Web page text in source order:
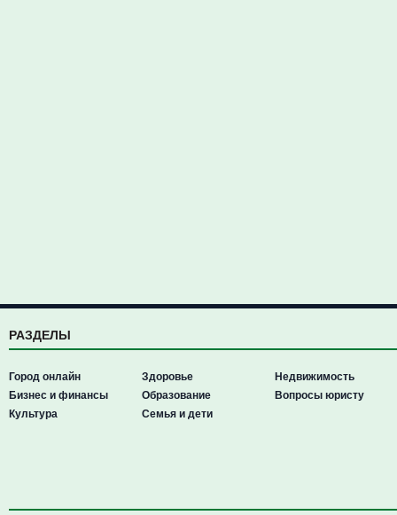
РАЗДЕЛЫ
Город онлайн
Бизнес и финансы
Культура
Здоровье
Образование
Семья и дети
Недвижимость
Вопросы юристу